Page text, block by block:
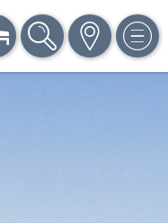
BUCHEN SUCHE KARTE MENÜ